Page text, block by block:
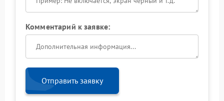
Комментарий к заявке:
Отправить заявку